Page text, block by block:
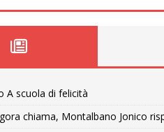
A scuola di felicità
chiama, Montalbano Jonico